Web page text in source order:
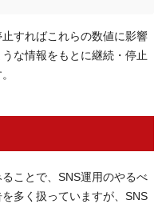
すればこれらの数値に影響
な情報をもとに継続・停止
ことで、SNS運用のやるべ
多く扱っていますが、SNS